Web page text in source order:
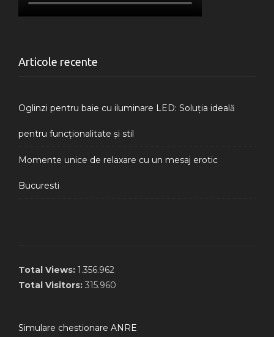
Articole recente
Oglinzi pentru baie cu iluminare LED: Soluția ideală
pentru funcționalitate și stil
Momente unice de relaxare cu un mesaj erotic
Bucuresti
Total Views: 1.356.962
Total Visitors: 315.960
Simulare chestionare ANRE